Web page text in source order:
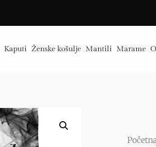
Kaputi Ženske košulje Mantili Marame